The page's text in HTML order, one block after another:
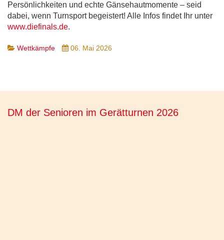
Persönlichkeiten und echte Gänsehautmomente – seid
dabei, wenn Turnsport begeistert! Alle Infos findet Ihr unter
www.diefinals.de.
Wettkämpfe 06. Mai 2026
DM der Senioren im Gerätturnen 2026